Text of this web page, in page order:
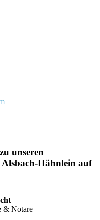
unseren
Hähnlein auf
& Notare